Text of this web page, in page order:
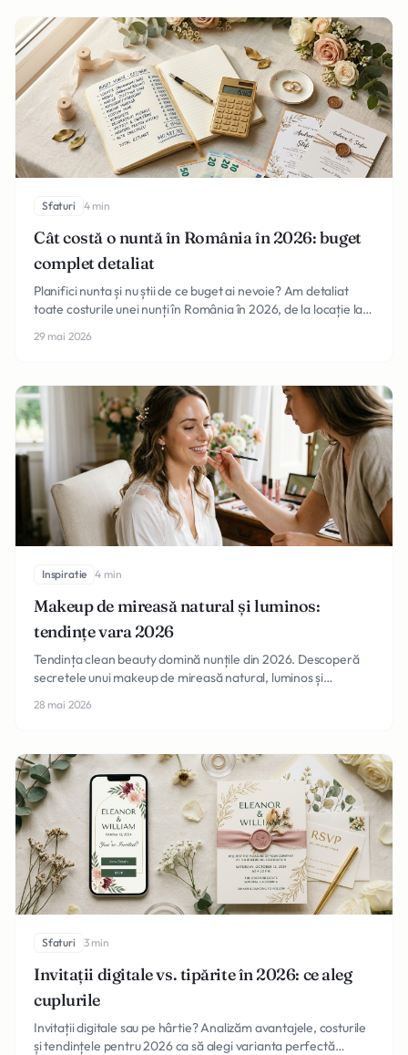
Sfaturi 4 min
Cât costă o nuntă în România în 2026: buget
complet detaliat
Planifici nunta și nu știi de ce buget ai nevoie? Am detaliat
toate costurile unei nunți în România în 2026, de la locație la
29 mai 2026
Inspiratie 4 min
Makeup de mireasă natural și luminos:
tendințe vara 2026
Tendința clean beauty domină nunțile din 2026. Descoperă
secretele unui makeup de mireasă natural, luminos și
28 mai 2026
Sfaturi 3 min
Invitații digitale vs. tipărite în 2026: ce aleg
cuplurile
Invitații digitale sau pe hârtie? Analizăm avantajele, costurile
și tendințele pentru 2026 ca să alegi varianta perfectă